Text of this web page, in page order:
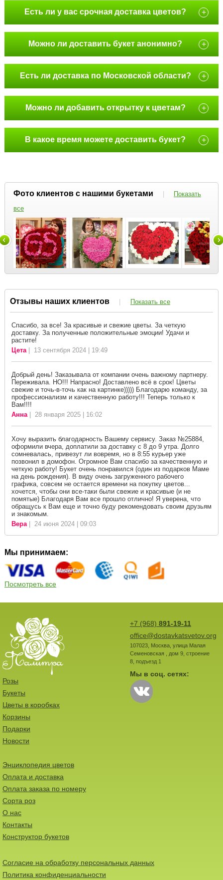
Есть ли у вас срочная доставка цветов? +
Можно ли доставить букет анонимно? +
Есть ли доставка по Московской области? +
Можно ли добавить открытку к цветам? +
В какое время можете доставить букет? +
Фото клиентов с нашими букетами |
Показать
все
Отзывы наших клиентов | Показать все
Спасибо, за все! За красивые и свежие цветы. За четкую
доставку. За полученные положительные эмоции! Удачи и
растите!
Цета| 13 сентября 2024 | 19:49
Добрый день! Заказывала от компании очень важному партнеру.
Переживала. НО!!! Напрасно! Доставлено всё в срок! Цветы
свежие и точь-в-точь как на картинке))))) Благодарю команду, за
профессионализм и качественную работу!!! Теперь только к
Вам!!!!
Анна| 28 января 2025 | 16:02
Хочу выразить благодарность Вашему сервису. Заказ №25884,
оформили вчера, доплатили за доставку с 8 до 9 утра. Долго
сомневалась, привезут ли вовремя, но в 8:55 курьер уже
позвонил в домофон. Огромное Вам спасибо за качественную и
четкую работу! Букет очень понравился (один из подарков Маме
на день рождения). В виду очень загруженного рабочего
графика, совсем не остается времени на покупку цветов...
хочется, чтобы они все-таки были свежие и красивые (и не
помятые) Благодаря Вам все прошло отлично! Я уверена, что
обращусь к Вам еще и точно буду рекомендовать своим друзьям
и знакомым.
Вера| 24 июня 2024 | 09:03
Мы принимаем:
Посмотреть все
+7 (968) 891-19-11
office@dostavkatsvetov.org
107023, Москва, улица Малая
Семеновская , дом 9, строение
8, подъезд 1
Мы в соц. сетях:
Розы
Букеты
Цветы в коробках
Корзины
Подарки
Новости
Энциклопедия цветов
Оплата и доставка
Оплата заказа по номеру
Сорта роз
О нас
Контакты
Конструктор букетов
Согласие на обработку персональных данных
Политика конфиденциальности